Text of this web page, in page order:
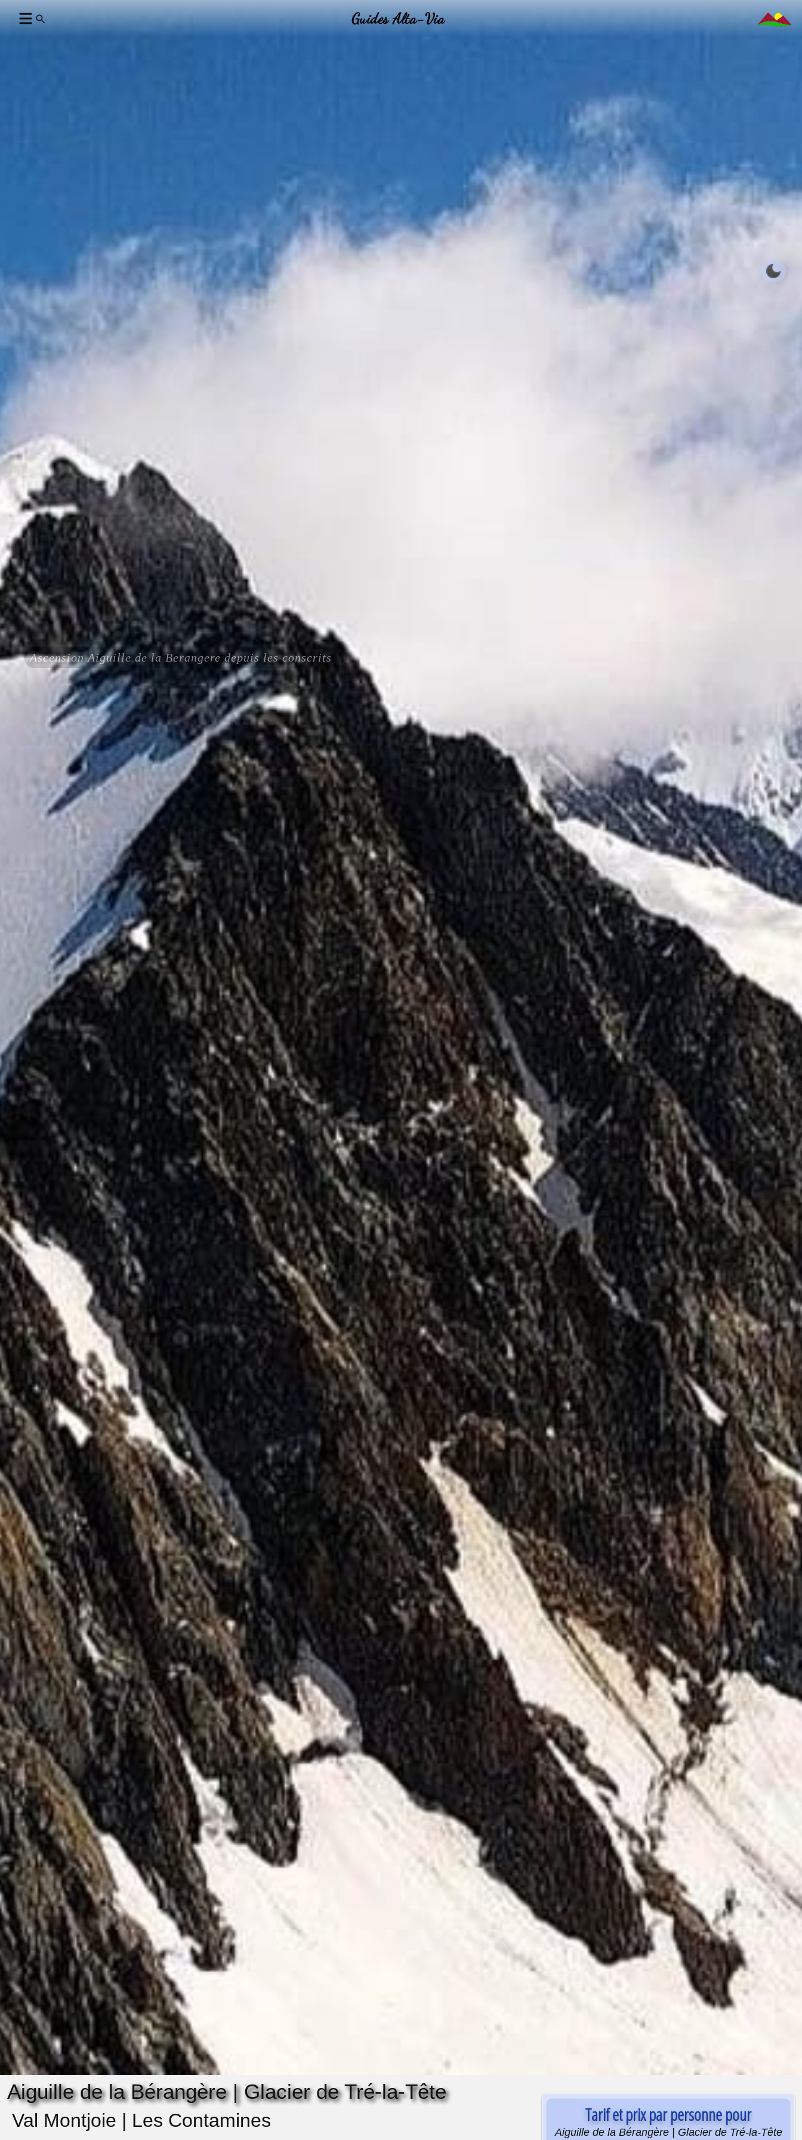
Guides Alta-Via
Ascension Aiguille de la Berangere depuis les conscrits
Aiguille de la Bérangère | Glacier de Tré-la-Tête
Val Montjoie | Les Contamines Tarif et prix par personne pour
Aiguille de la Bérangère | Glacier de Tré-la-Tête